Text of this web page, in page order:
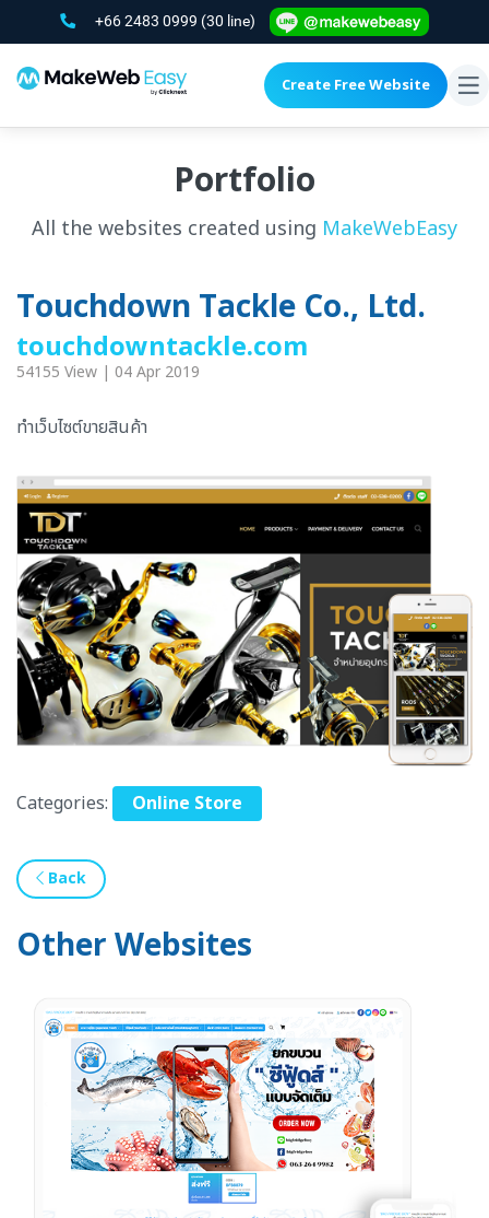
+66 2483 0999 (30 line)
Create Free Website
Portfolio
All the websites created using MakeWebEasy
Touchdown Tackle Co., Ltd.
touchdowntackle.com
54155 View | 04 Apr 2019
ทำเว็บไซต์ขายสินค้า
Categories: Online Store
Back
Other Websites